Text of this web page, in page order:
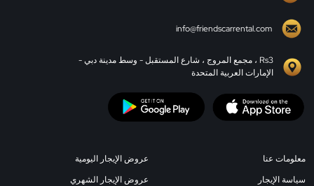
info@friendscarrental.com
Rs3 ، مجمع المروج ، شارع المستقبل - وسط مدينة دبي -
الإمارات العربية المتحدة
معلومات عنا
سياسة الإيجار
عروض الإيجار اليومية
عروض الإيجار الشهري